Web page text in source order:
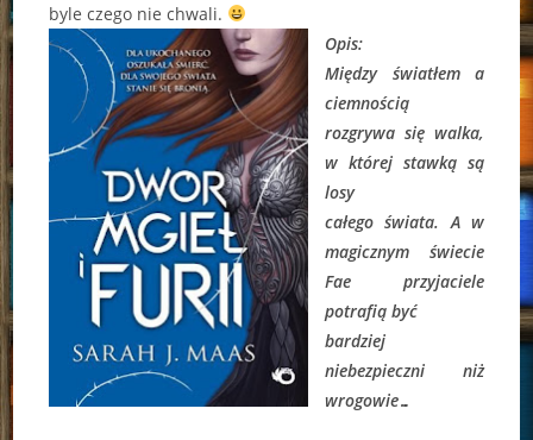
byle czego nie chwali.
Opis:
Między światłem a
ciemnością
rozgrywa się walka,
w której stawką są
losy
całego świata. A w
magicznym świecie
Fae przyjaciele
potrafią być
bardziej
niebezpieczni niż
wrogowie…